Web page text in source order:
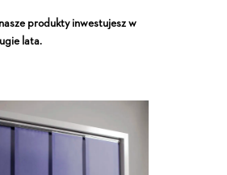
produkty inwestujesz w
lata.